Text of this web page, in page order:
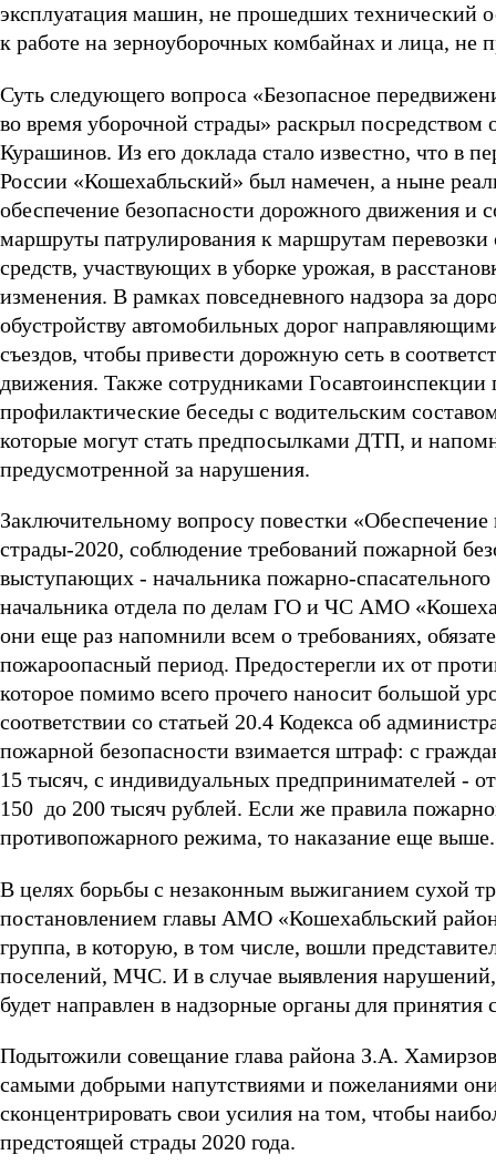
эксплуатация машин, не прошедших технический
к работе на зерноуборочных комбайнах и лица, не
Суть следующего вопроса «Безопасное
во время уборочной страды» раскрыл
Курашинов. Из его доклада стало известно, что
России «Кошехабльский» был намечен, а ныне
обеспечение безопасности дорожного движения
маршруты патрулирования к маршрутам
средств, участвующих в уборке урожая, в
изменения. В рамках повседневного надзора за
обустройству автомобильных дорог
съездов, чтобы привести дорожную сеть в
движения. Также сотрудниками Госавтоинспекции
профилактические беседы с водительским
которые могут стать предпосылками ДТП, и
предусмотренной за нарушения.
Заключительному вопросу повестки
страды-2020, соблюдение требований пожарной
выступающих - начальника пожарно-
начальника отдела по делам ГО и ЧС АМО
они еще раз напомнили всем о требованиях,
пожароопасный период. Предостерегли их от
которое помимо всего прочего наносит большой
соответствии со статьей 20.4 Кодекса об
пожарной безопасности взимается штраф: с
15 тысяч, с индивидуальных предпринимателей -
150 до 200 тысяч рублей. Если же правила
противопожарного режима, то наказание еще выше.
В целях борьбы с незаконным выжиганием сухой
постановлением главы АМО «Кошехабльский
группа, в которую, в том числе, вошли
поселений, МЧС. И в случае выявления
будет направлен в надзорные органы для
Подытожили совещание глава района З.А.
самыми добрыми напутствиями и пожеланиями
сконцентрировать свои усилия на том, чтобы
предстоящей страды 2020 года.